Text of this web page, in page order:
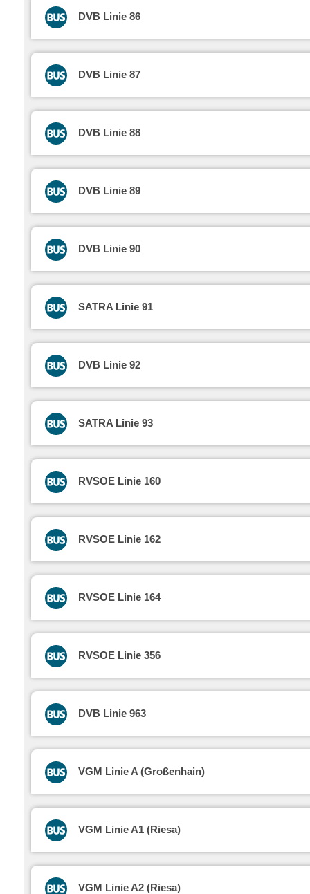
DVB Linie 86
DVB Linie 87
DVB Linie 88
DVB Linie 89
DVB Linie 90
SATRA Linie 91
DVB Linie 92
SATRA Linie 93
RVSOE Linie 160
RVSOE Linie 162
RVSOE Linie 164
RVSOE Linie 356
DVB Linie 963
VGM Linie A (Großenhain)
VGM Linie A1 (Riesa)
VGM Linie A2 (Riesa)